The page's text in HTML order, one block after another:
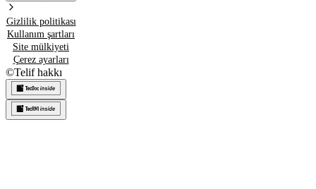
Gizlilik politikası
Kullanım şartları
Site mülkiyeti
Çerez ayarları
©Telif hakkı